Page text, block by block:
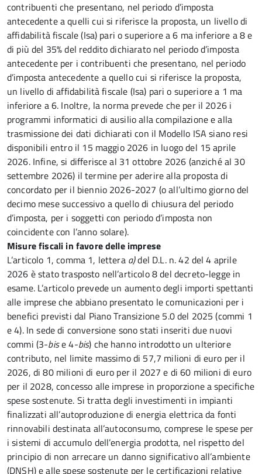
contribuenti che presentano, nel periodo d’imposta
antecedente a quelli cui si riferisce la proposta, un livello di
affidabilità fiscale (Isa) pari o superiore a 6 ma inferiore a 8 e
di più del 35% del reddito dichiarato nel periodo d’imposta
antecedente per i contribuenti che presentano, nel periodo
d’imposta antecedente a quello cui si riferisce la proposta,
un livello di affidabilità fiscale (Isa) pari o superiore a 1 ma
inferiore a 6. Inoltre, la norma prevede che per il 2026 i
programmi informatici di ausilio alla compilazione e alla
trasmissione dei dati dichiarati con il Modello ISA siano resi
disponibili entro il 15 maggio 2026 in luogo del 15 aprile
2026. Infine, si differisce al 31 ottobre 2026 (anziché al 30
settembre 2026) il termine per aderire alla proposta di
concordato per il biennio 2026-2027 (o all’ultimo giorno del
decimo mese successivo a quello di chiusura del periodo
d’imposta, per i soggetti con periodo d’imposta non
coincidente con l’anno solare).
Misure fiscali in favore delle imprese
L’articolo 1, comma 1, lettera a)del D.L. n. 42 del 4 aprile
2026 è stato trasposto nell’articolo 8 del decreto-legge in
esame. L’articolo prevede un aumento degli importi spettanti
alle imprese che abbiano presentato le comunicazioni per i
benefici previsti dal Piano Transizione 5.0 del 2025 (commi 1
e 4). In sede di conversione sono stati inseriti due nuovi
commi (3-bise 4-bis) che hanno introdotto un ulteriore
contributo, nel limite massimo di 57,7 milioni di euro per il
2026, di 80 milioni di euro per il 2027 e di 60 milioni di euro
per il 2028, concesso alle imprese in proporzione a specifiche
spese sostenute. Si tratta degli investimenti in impianti
finalizzati all’autoproduzione di energia elettrica da fonti
rinnovabili destinata all’autoconsumo, comprese le spese per
i sistemi di accumulo dell’energia prodotta, nel rispetto del
principio di non arrecare un danno significativo all’ambiente
(DNSH) e alle spese sostenute per le certificazioni relative